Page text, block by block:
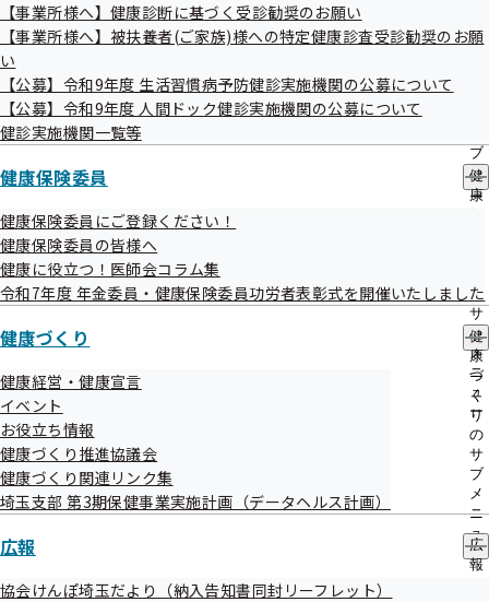
先
一
覧
サ
ブ
ニ
の
ブ
メ
ニ
ュ
【事業所様へ】健康診断に基づく受診勧奨のお願い
【事業所様へ】被扶養者(ご家族)様への特定健康診査受診勧奨のお願
い
【公募】令和9年度 生活習慣病予防健診実施機関の公募について
【公募】令和9年度 人間ドック健診実施機関の公募について
健診実施機関一覧等
健康保険委員
健
康
の
サ
ブ
メ
ニ
ュ
ー
健康保険委員にご登録ください！
健康保険委員の皆様へ
健康に役立つ！医師会コラム集
令和7年度 年金委員・健康保険委員功労者表彰式を開催いたしました
健康づくり
健
康
づ
く
り
の
サ
ブ
メ
ニ
ュ
ー
健康経営・健康宣言
イベント
お役立ち情報
健康づくり推進協議会
健康づくり関連リンク集
埼玉支部 第3期保健事業実施計画（データヘルス計画）
広報
広
報
協会けんぽ埼玉だより（納入告知書同封リーフレット）
変換方法
な」の組み合わせを数字に変換します。
旧記号の「漢字」が、＜表１＞の記号（漢字変換表）
で、イロハ順・アイウエオ順のどちらの表にあるかを
ご確認ください。
「漢字」を、＜表１＞の記号（漢字変換表）の該当す
る数字に変換します。
続いて「ひらがな」の部分を＜表２＞の記号（ひらが
な変換表）の該当する数字に変換します。
ひらがな２文字の場合、２文字の間に「００」を加え
ひらがな１文字の場合、後に「００００」を加えます。